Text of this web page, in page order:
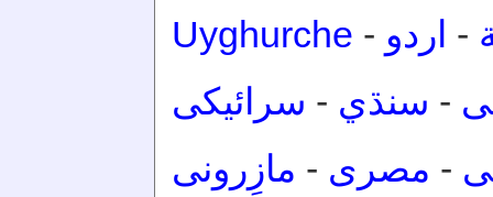
Uyghurche - اردو -
سرائیکی - سنڌي -
مازِرونی - مصرى -